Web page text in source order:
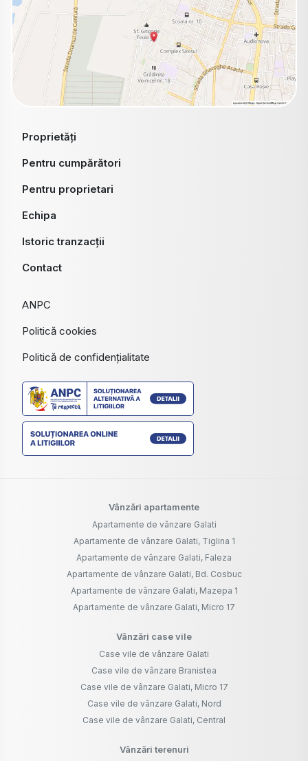
Proprietăți
Pentru cumpărători
Pentru proprietari
Echipa
Istoric tranzacții
Contact
ANPC
Politică cookies
Politică de confidențialitate
Vânzări apartamente
Apartamente de vânzare Galati
Apartamente de vânzare Galati, Tiglina 1
Apartamente de vânzare Galati, Faleza
Apartamente de vânzare Galati, Bd. Cosbuc
Apartamente de vânzare Galati, Mazepa 1
Apartamente de vânzare Galati, Micro 17
Vânzări case vile
Case vile de vânzare Galati
Case vile de vânzare Branistea
Case vile de vânzare Galati, Micro 17
Case vile de vânzare Galati, Nord
Case vile de vânzare Galati, Central
Vânzări terenuri